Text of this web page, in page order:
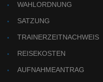
WAHLORDNUNG
SATZUNG
TRAINERZEITNACHWEIS
REISEKOSTEN
AUFNAHMEANTRAG